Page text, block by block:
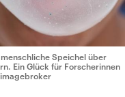
Speichel über
Ein Glück für Forscherinnen